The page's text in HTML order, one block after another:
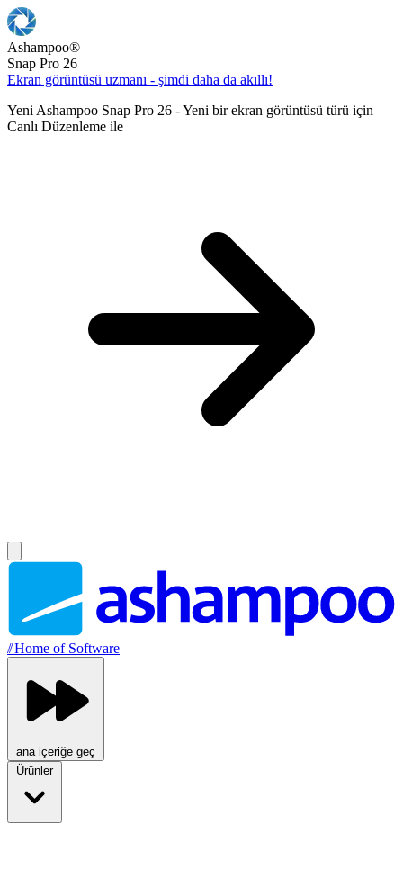
Ashampoo®
Snap Pro 26
Ekran görüntüsü uzmanı - şimdi daha da akıllı!
Yeni Ashampoo Snap Pro 26 - Yeni bir ekran görüntüsü türü için
Canlı Düzenleme ile
//Home of Software
ana içeriğe geç
Ürünler